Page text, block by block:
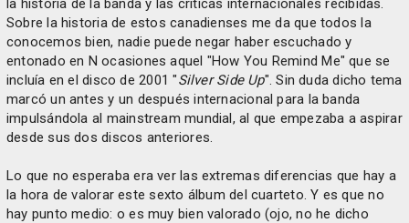
la historia de la banda y las críticas internacionales recibidas.
Sobre la historia de estos canadienses me da que todos la
conocemos bien, nadie puede negar haber escuchado y
entonado en N ocasiones aquel "How You Remind Me" que se
incluía en el disco de 2001 "Silver Side Up". Sin duda dicho tema
marcó un antes y un después internacional para la banda
impulsándola al mainstream mundial, al que empezaba a aspirar
desde sus dos discos anteriores.
Lo que no esperaba era ver las extremas diferencias que hay a
la hora de valorar este sexto álbum del cuarteto. Y es que no
hay punto medio: o es muy bien valorado (ojo, no he dicho